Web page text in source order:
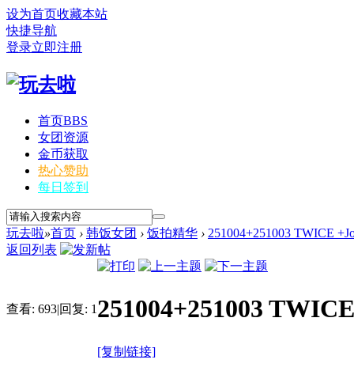
设为首页收藏本站
快捷导航
登录立即注册
首页BBS
女团资源
金币获取
热心赞助
每日签到
玩去啦»首页 › 韩饭女团 › 饭拍精华 › 251004+251003 TWICE
返回列表
查看: 693|回复: 1 251004+251003
[复制链接]